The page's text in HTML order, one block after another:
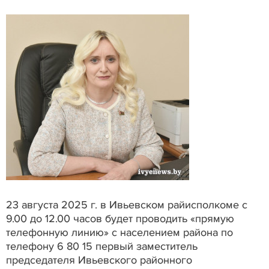
23 августа 2025 г. в Ивьевском райисполкоме с
9.00 до 12.00 часов будет проводить «прямую
телефонную линию» с населением района по
телефону 6 80 15 первый заместитель
председателя Ивьевского районного